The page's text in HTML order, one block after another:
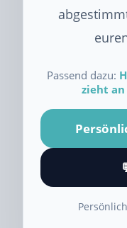
Passend dazu:
zieht